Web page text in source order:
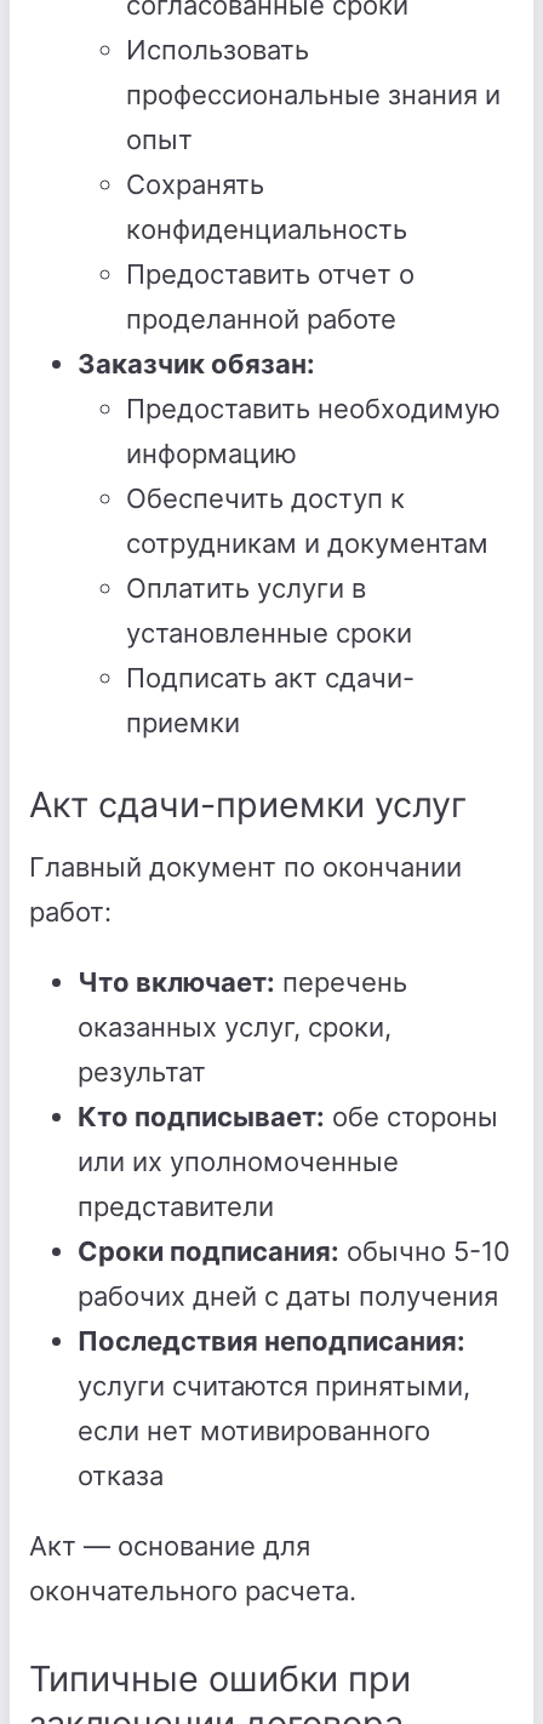
Использовать
профессиональные знания и
опыт
Сохранять
конфиденциальность
Предоставить отчет о
проделанной работе
Заказчик обязан:
Предоставить необходимую
информацию
Обеспечить доступ к
сотрудникам и документам
Оплатить услуги в
установленные сроки
Подписать акт сдачи-
приемки
Акт сдачи-приемки услуг
Главный документ по окончании
работ:
Что включает: перечень
оказанных услуг, сроки,
результат
Кто подписывает: обе стороны
или их уполномоченные
представители
Сроки подписания: обычно 5-10
рабочих дней с даты получения
Последствия неподписания:
услуги считаются принятыми,
если нет мотивированного
отказа
Акт — основание для
окончательного расчета.
Типичные ошибки при